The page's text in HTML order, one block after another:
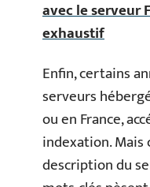
avec le serveur
exhaustif
Enfin, certains
serveurs
ou en France,
indexation. Mais
description du